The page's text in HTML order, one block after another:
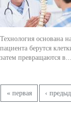
Технология основана
пациента берутся
затем превращаются в...
« первая ‹